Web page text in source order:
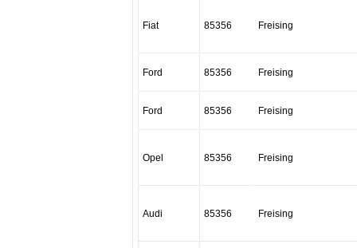
Fiat 85356 Freising
Ford 85356 Freising
Ford 85356 Freising
Opel 85356 Freising
Audi 85356 Freising